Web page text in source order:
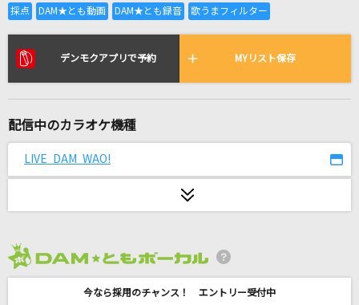
全国りれき
リアルタイムで歌われている曲の一覧
ドレミファだいじょーぶ
Dream Believers
Hey! Say! JUMP
デンモクアプリで予約 MYリスト保存
配信中のカラオケ機種
LIVE DAM WAO!
今なら採用のチャンス！ エントリー受付中